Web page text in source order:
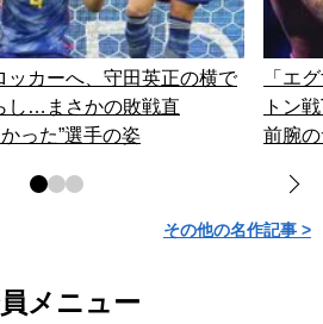
ッカーへ、守田英正の横で
し…まさかの敗戦直
った”選手の姿
「エ
トン
前腕
その他の名作記事 >
メニュー